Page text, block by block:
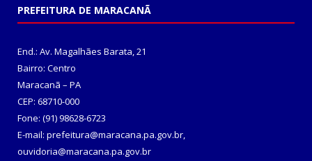
PREFEITURA DE MARACANÃ
End.: Av. Magalhães Barata, 21
Bairro: Centro
Maracanã – PA
CEP: 68710-000
Fone: (91) 98628-6723
E-mail: prefeitura@maracana.pa.gov.br,
ouvidoria@maracana.pa.gov.br